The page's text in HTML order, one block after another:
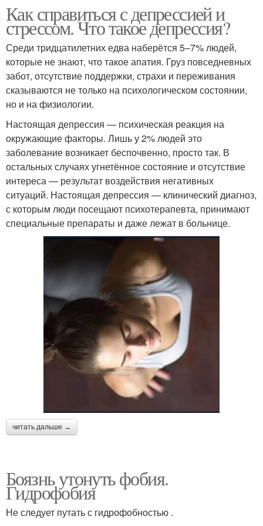
Как справиться с депрессией и
стрессом. Что такое депрессия?
Среди тридцатилетних едва наберётся 5–7% людей,
которые не знают, что такое апатия. Груз повседневных
забот, отсутствие поддержки, страхи и переживания
сказываются не только на психологическом состоянии,
но и на физиологии.
Настоящая депрессия — психическая реакция на
окружающие факторы. Лишь у 2% людей это
заболевание возникает беспочвенно, просто так. В
остальных случаях угнетённое состояние и отсутствие
интереса — результат воздействия негативных
ситуаций. Настоящая депрессия — клинический диагноз,
с которым люди посещают психотерапевта, принимают
специальные препараты и даже лежат в больнице.
читать дальше →
Боязнь утонуть фобия.
Гидрофобия
Не следует путать с гидрофобностью .